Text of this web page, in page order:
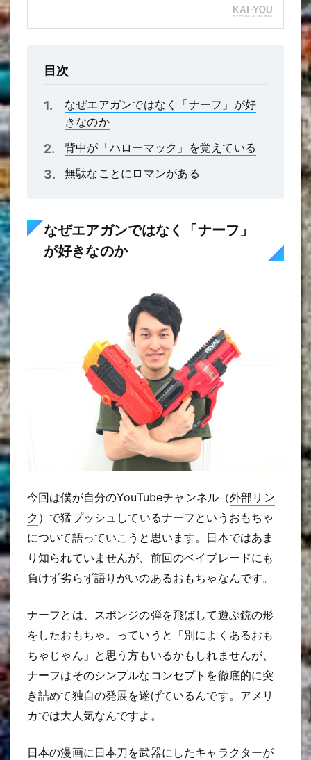
目次
なぜエアガンではなく「ナーフ」が好
きなのか
背中が「ハローマック」を覚えている
無駄なことにロマンがある
なぜエアガンではなく「ナーフ」
が好きなのか
今回は僕が自分のYouTubeチャンネル（外部リン
ク ）で猛プッシュしているナーフというおもちゃ
について語っていこうと思います。日本ではあま
り知られていませんが、前回のベイブレードにも
負けず劣らず語りがいのあるおもちゃなんです。
ナーフとは、スポンジの弾を飛ばして遊ぶ銃の形
をしたおもちゃ。っていうと「別によくあるおも
ちゃじゃん」と思う方もいるかもしれませんが、
ナーフはそのシンプルなコンセプトを徹底的に突
き詰めて独自の発展を遂げているんです。アメリ
カでは大人気なんですよ。
日本の漫画に日本刀を武器にしたキャラクターが